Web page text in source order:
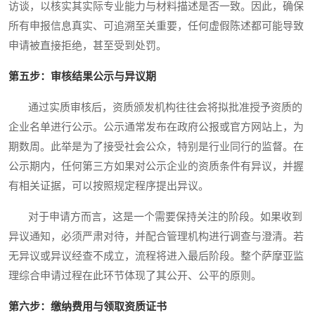
访谈，以核实其实际专业能力与材料描述是否一致。因此，确保
所有申报信息真实、可追溯至关重要，任何虚假陈述都可能导致
申请被直接拒绝，甚至受到处罚。
第五步：审核结果公示与异议期
通过实质审核后，资质颁发机构往往会将拟批准授予资质的
企业名单进行公示。公示通常发布在政府公报或官方网站上，为
期数周。此举是为了接受社会公众，特别是行业同行的监督。在
公示期内，任何第三方如果对公示企业的资质条件有异议，并握
有相关证据，可以按照规定程序提出异议。
对于申请方而言，这是一个需要保持关注的阶段。如果收到
异议通知，必须严肃对待，并配合管理机构进行调查与澄清。若
无异议或异议经查不成立，流程将进入最后阶段。整个萨摩亚监
理综合申请过程在此环节体现了其公开、公平的原则。
第六步：缴纳费用与领取资质证书